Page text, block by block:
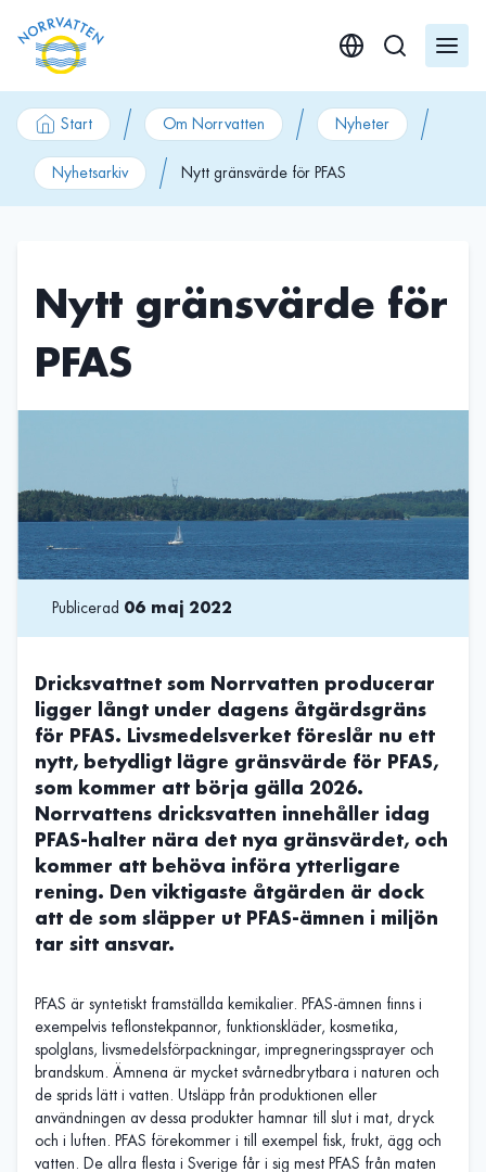
Start Om Norrvatten Nyheter
Nyhetsarkiv Nytt gränsvärde för PFAS
Nytt gränsvärde för
PFAS
Publicerad 06 maj 2022
Dricksvattnet som Norrvatten producerar
ligger långt under dagens åtgärdsgräns
för PFAS. Livsmedelsverket föreslår nu ett
nytt, betydligt lägre gränsvärde för PFAS,
som kommer att börja gälla 2026.
Norrvattens dricksvatten innehåller idag
PFAS-halter nära det nya gränsvärdet, och
kommer att behöva införa ytterligare
rening. Den viktigaste åtgärden är dock
att de som släpper ut PFAS-ämnen i miljön
tar sitt ansvar.
PFAS är syntetiskt framställda kemikalier. PFAS-ämnen finns i
exempelvis teflonstekpannor, funktionskläder, kosmetika,
spolglans, livsmedelsförpackningar, impregneringssprayer och
brandskum. Ämnena är mycket svårnedbrytbara i naturen och
de sprids lätt i vatten. Utsläpp från produktionen eller
användningen av dessa produkter hamnar till slut i mat, dryck
och i luften. PFAS förekommer i till exempel fisk, frukt, ägg och
vatten. De allra flesta i Sverige får i sig mest PFAS från maten